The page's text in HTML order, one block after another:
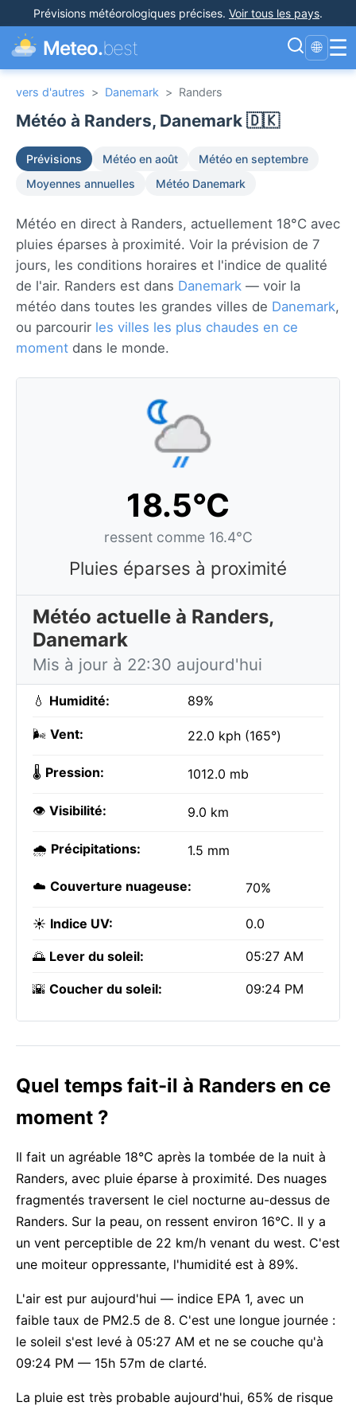
Prévisions météorologiques précises. Voir tous les pays.
Meteo.best 🌐 ☰
vers d'autres > Danemark > Randers
Météo à Randers, Danemark 🇩🇰
Prévisions Météo en août
Météo en septembre
Moyennes annuelles
Météo Danemark
Météo en direct à Randers, actuellement 18°C avec
pluies éparses à proximité. Voir la prévision de 7
jours, les conditions horaires et l'indice de qualité
de l'air. Randers est dans Danemark — voir la
météo dans toutes les grandes villes de Danemark,
ou parcourir les villes les plus chaudes en ce
moment dans le monde.
18.5°C
ressent comme 16.4°C
Pluies éparses à proximité
Météo actuelle à Randers,
Danemark
Mis à jour à 22:30 aujourd'hui
💧 Humidité: 89%
🌬️ Vent: 22.0 kph (165°)
🌡️ Pression: 1012.0 mb
👁️ Visibilité: 9.0 km
🌧️ Précipitations: 1.5 mm
☁️ Couverture nuageuse: 70%
☀️ Indice UV: 0.0
🌅 Lever du soleil: 05:27 AM
🌇 Coucher du soleil: 09:24 PM
Quel temps fait-il à Randers en ce
moment ?
Il fait un agréable 18°C après la tombée de la nuit à
Randers, avec pluie éparse à proximité. Des nuages
fragmentés traversent le ciel nocturne au-dessus de
Randers. Sur la peau, on ressent environ 16°C. Il y a
un vent perceptible de 22 km/h venant du west. C'est
une moiteur oppressante, l'humidité est à 89%.
L'air est pur aujourd'hui — indice EPA 1, avec un
faible taux de PM2.5 de 8. C'est une longue journée :
le soleil s'est levé à 05:27 AM et ne se couche qu'à
09:24 PM — 15h 57m de clarté.
La pluie est très probable aujourd'hui, 65% de risque